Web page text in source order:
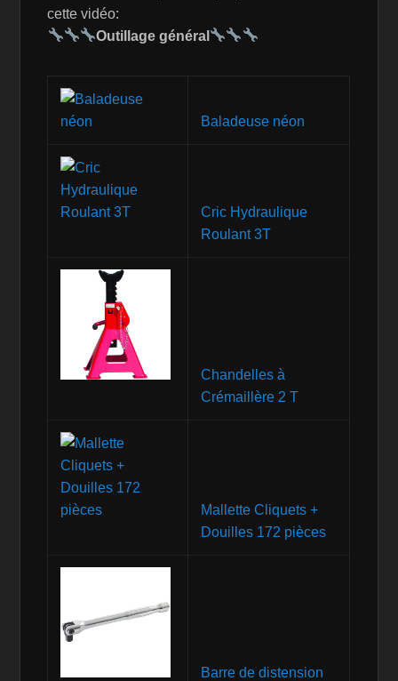
cette vidéo:
Outillage général
Baladeuse néon
Cric Hydraulique
Roulant 3T
Chandelles à
Crémaillère 2 T
Mallette Cliquets +
Douilles 172 pièces
Barre de distension